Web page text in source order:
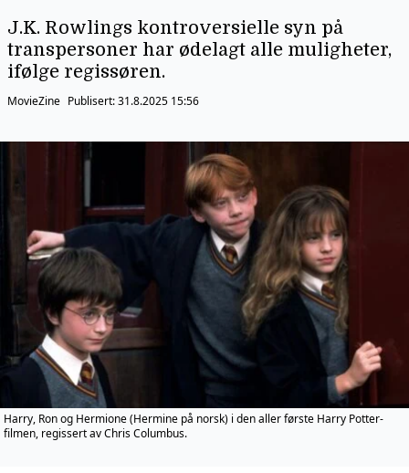
J.K. Rowlings kontroversielle syn på
transpersoner har ødelagt alle muligheter,
ifølge regissøren.
MovieZine Publisert:31.8.2025 15:56
Harry, Ron og Hermione (Hermine på norsk) i den aller første Harry Potter-
filmen, regissert av Chris Columbus.